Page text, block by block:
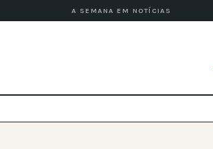
A SEMANA EM NOTÍCIAS